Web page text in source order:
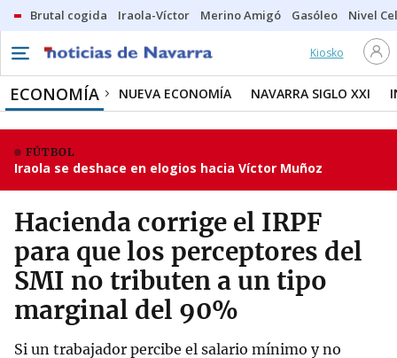
Brutal cogida Iraola-Víctor Merino Amigó Gasóleo Nivel
Kiosko
ECONOMÍA NUEVA ECONOMÍA NAVARRA SIGLO XXI
FÚTBOL
Iraola se deshace en elogios hacia Víctor Muñoz
Hacienda corrige el IRPF
para que los perceptores del
SMI no tributen a un tipo
marginal del 90%
Si un trabajador percibe el salario mínimo y no